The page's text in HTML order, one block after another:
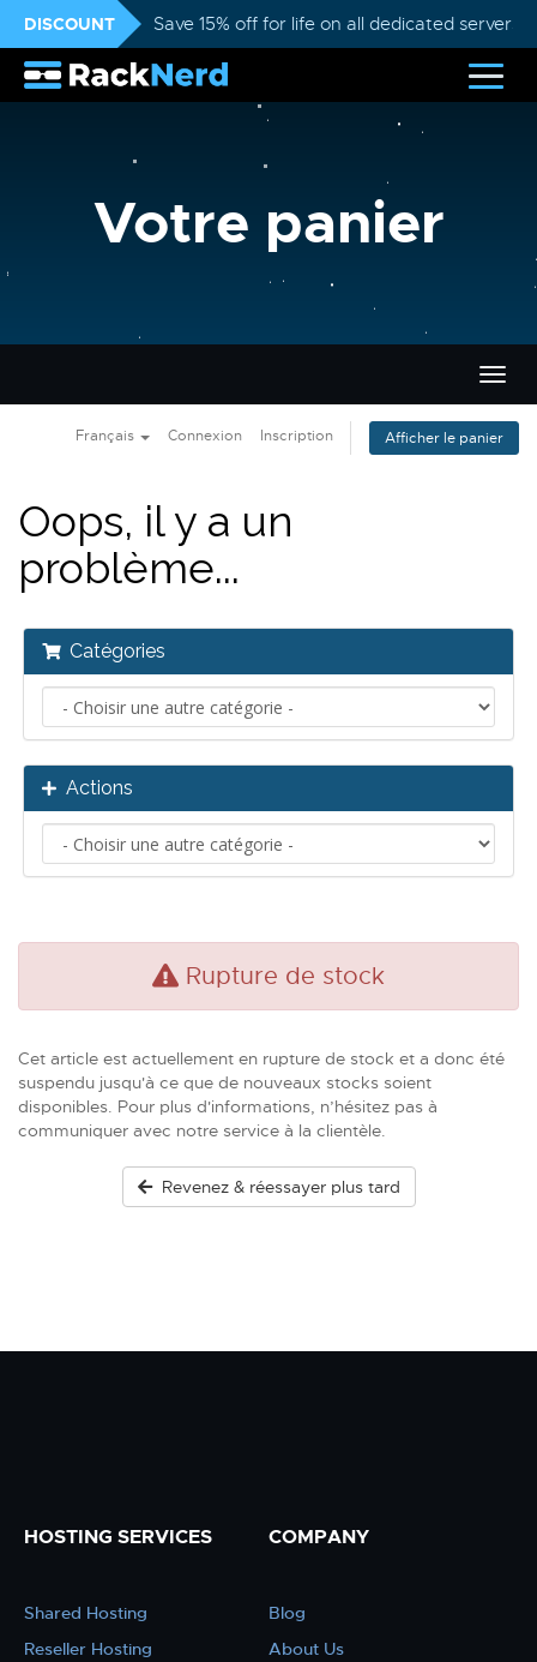
DISCOUNT Save 15% off for life on all dedicated servers
Votre panier
la
Français Connexion Inscription Afficher le panier
Oops, il y a un
problème...
Catégories
Actions
Rupture de stock
Cet article est actuellement en rupture de stock et a donc été
suspendu jusqu'à ce que de nouveaux stocks soient
disponibles. Pour plus d'informations, n’hésitez pas à
communiquer avec notre service à la clientèle.
Revenez & réessayer plus tard
HOSTING SERVICES
Shared Hosting
Reseller Hosting
COMPANY
Blog
About Us